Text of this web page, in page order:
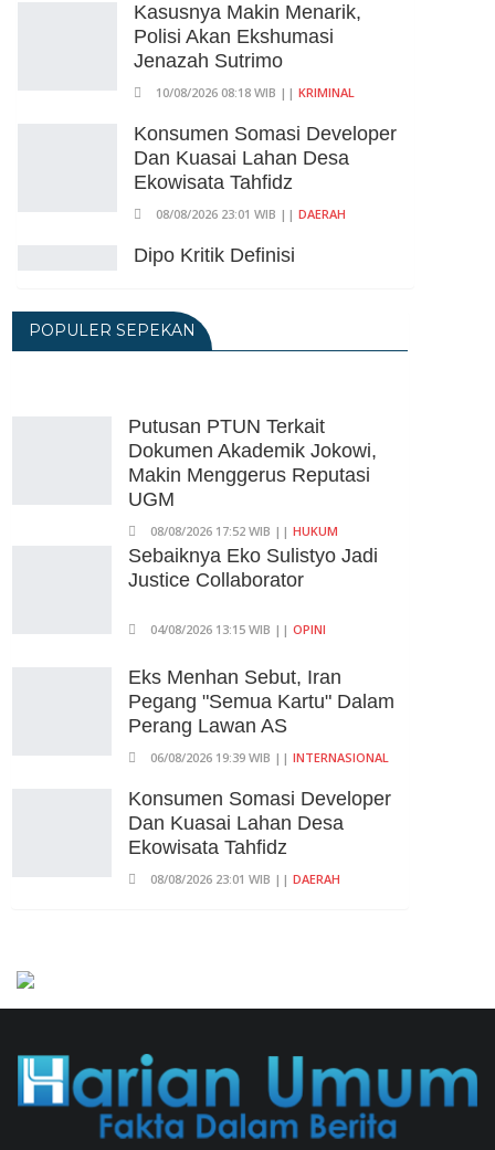
Kasusnya Makin Menarik,
Polisi Akan Ekshumasi
Jenazah Sutrimo
10/08/2026 08:18 WIB || KRIMINAL
Konsumen Somasi Developer
Dan Kuasai Lahan Desa
Ekowisata Tahfidz
08/08/2026 23:01 WIB || DAERAH
Dipo Kritik Definisi
08/08/2026 20:09 WIB ||
Makin Menggerus Reputasi
UGM
08/08/2026 17:52 WIB ||HUKUM
Andi Gani Tegaskan Buruh
Tetap Demo Pada Agustus -
September
07/08/2026 20:52 WIB ||TENAGA KERJA
POPULER SEPEKAN
Putusan PTUN Terkait
Dokumen Akademik Jokowi,
Makin Menggerus Reputasi
UGM
08/08/2026 17:52 WIB || HUKUM
Sebaiknya Eko Sulistyo Jadi
Justice Collaborator
04/08/2026 13:15 WIB || OPINI
Eks Menhan Sebut, Iran
Pegang "Semua Kartu" Dalam
Perang Lawan AS
06/08/2026 19:39 WIB || INTERNASIONAL
Konsumen Somasi Developer
Dan Kuasai Lahan Desa
Ekowisata Tahfidz
08/08/2026 23:01 WIB || DAERAH
Tetap Demo Pada Agustus -
September
07/08/2026 20:52 WIB ||TENAGA KERJA